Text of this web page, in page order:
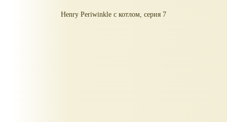
Henry Periwinkle с котлом, серия 7